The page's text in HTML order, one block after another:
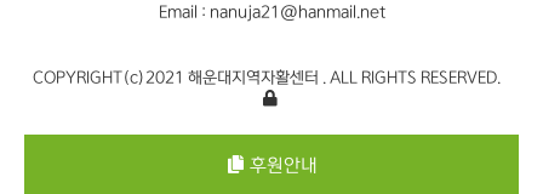
Email : nanuja21@hanmail.net
COPYRIGHT(c)2021 해운대지역자활센터 . ALL RIGHTS RESERVED.
후원안내